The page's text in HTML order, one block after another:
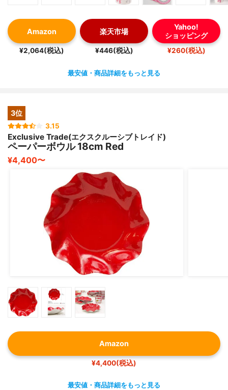
Amazon
¥2,064(税込)
楽天市場
¥446(税込)
Yahoo!
ショッピング
¥260(税込)
最安値・商品詳細をもっと見る
3位
3.15
Exclusive Trade(エクスクルーシブトレイド)
ペーパーボウル 18cm Red
¥4,400〜
Amazon
¥4,400(税込)
最安値・商品詳細をもっと見る